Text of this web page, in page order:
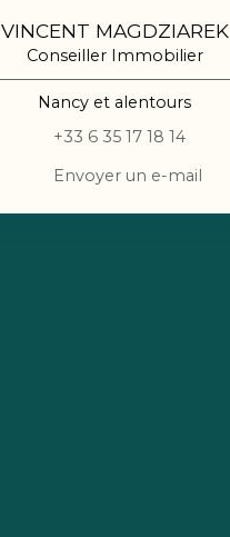
VINCENT MAGDZIAREK
Conseiller Immobilier
Nancy et alentours
+33 6 35 17 18 14
Envoyer un e-mail